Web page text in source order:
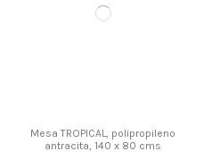
Mesa TROPICAL, polipropileno
antracita, 140 x 80 cms